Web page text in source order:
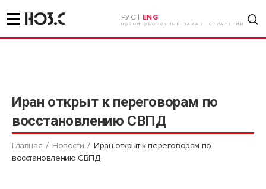
РУС | ENG
НОВЫЙ ОБОРОННЫЙ ЗАКАЗ. СТРАТЕГИИ
Иран открыт к переговорам по
восстановлению СВПД
Главная Новости
Иран открыт к переговорам по
восстановлению СВПД